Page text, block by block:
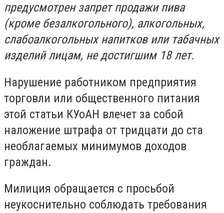
предусмотрен запрет продажи пива
(кроме безалкогольного), алкогольных,
слабоалкогольных напитков или табачных
изделий лицам, не достигшим 18 лет.
Нарушение работником предприятия
торговли или общественного питания
этой статьи КУоАН влечет за собой
наложение штрафа от тридцати до ста
необлагаемых минимумов доходов
граждан.
Милиция обращается с просьбой
неукоснительно соблюдать требования